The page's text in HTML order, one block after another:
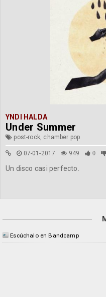
YNDI HALDA
Under Summer
post-rock, chamber pop
07-01-2017 949 0
Un disco casi perfecto.
Escúchalo en Bandcamp